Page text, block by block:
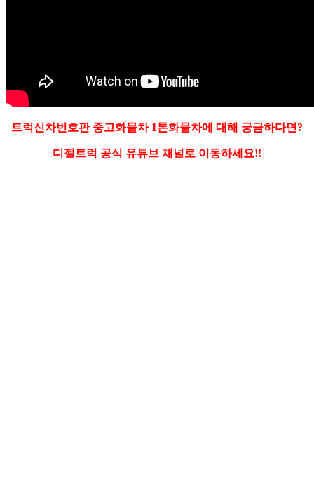
트럭신차번호판 중고화물차 1톤화물차에 대해 궁금하다면?
디젤트럭 공식 유튜브 채널로 이동하세요!!